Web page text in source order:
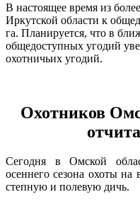
В настоящее время из
Иркутской области к
га. Планируется, что в
общедоступных угодий
охотничьих угодий.
Охотников
Сегодня в Омской
осеннего сезона охоты
степную и полевую дичь.